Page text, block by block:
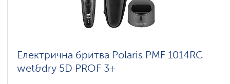
Електрична бритва Polaris PMF 1014RC
wet&dry 5D PROF 3+